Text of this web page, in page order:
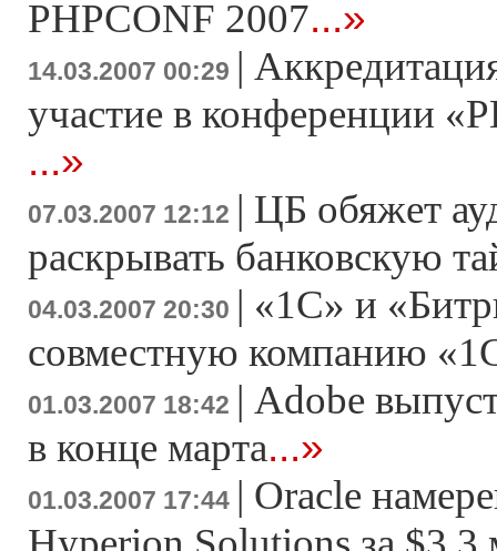
PHPCONF 2007...»
14.03.2007 00:29 |
участие в конференции
...»
07.03.2007 12:12 | ЦБ обяжет
раскрывать банковскую
04.03.2007 20:30 | «1С» и
совместную компанию
01.03.2007 18:42 | Adobe
в конце марта...»
01.03.2007 17:44 | Oracle